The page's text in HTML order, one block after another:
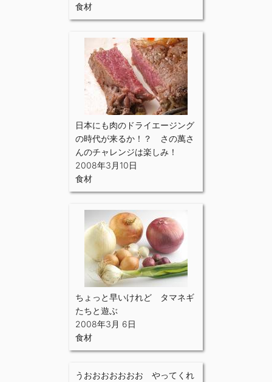
食材
日本にも肉のドライエージング
の時代が来るか！？ さの萬さ
んのチャレンジは楽しみ！
2008年3月10日
食材
ちょっと早いけれど タマネギ
たちと遊ぶ
2008年3月 6日
食材
うおおおおおおお やってくれ